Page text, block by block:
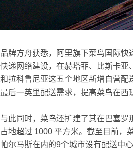
品牌方舟获悉，阿里旗下菜鸟国际快
快递网络建设，在赫塔菲、比斯卡亚
和拉科鲁尼亚这五个地区新增自营配
最后一英里配送需求，提高菜鸟在西
与此同时，菜鸟还扩建了其在巴塞罗
占地超过 1000 平方米。截至目前，
帕尔马斯在内的9个城市设有配送中心